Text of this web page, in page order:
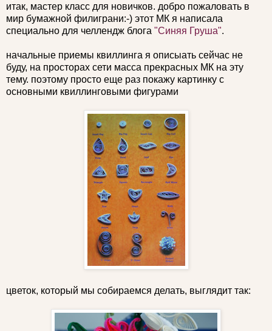
итак, мастер класс для новичков. добро пожаловать в
мир бумажной филиграни:-) этот МК я написала
специально для челлендж блога "Синяя Груша".
начальные приемы квиллинга я описыать сейчас не
буду, на просторах сети масса прекрасных МК на эту
тему. поэтому просто еще раз покажу картинку с
основными квиллинговыми фигурами
цветок, который мы собираемся делать, выглядит так: